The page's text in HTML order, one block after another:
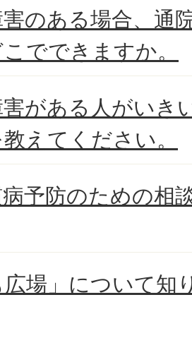
のある場合、通
でできますか。
がある人がいき
えてください。
予防のための相
広場」について